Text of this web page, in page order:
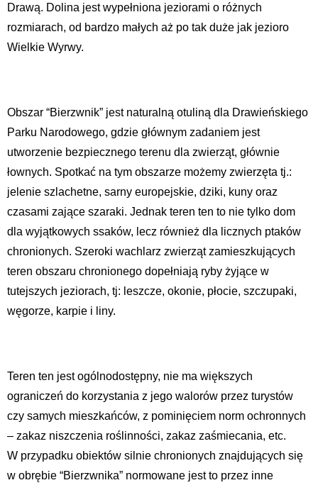
Drawą. Dolina jest wypełniona jeziorami o różnych
rozmiarach, od bardzo małych aż po tak duże jak jezioro
Wielkie Wyrwy.
Obszar “Bierzwnik” jest naturalną otuliną dla Drawieńskiego
Parku Narodowego, gdzie głównym zadaniem jest
utworzenie bezpiecznego terenu dla zwierząt, głównie
łownych. Spotkać na tym obszarze możemy zwierzęta tj.:
jelenie szlachetne, sarny europejskie, dziki, kuny oraz
czasami zające szaraki. Jednak teren ten to nie tylko dom
dla wyjątkowych ssaków, lecz również dla licznych ptaków
chronionych. Szeroki wachlarz zwierząt zamieszkujących
teren obszaru chronionego dopełniają ryby żyjące w
tutejszych jeziorach, tj: leszcze, okonie, płocie, szczupaki,
węgorze, karpie i liny.
Teren ten jest ogólnodostępny, nie ma większych
ograniczeń do korzystania z jego walorów przez turystów
czy samych mieszkańców, z pominięciem norm ochronnych
– zakaz niszczenia roślinności, zakaz zaśmiecania, etc.
W przypadku obiektów silnie chronionych znajdujących się
w obrębie “Bierzwnika” normowane jest to przez inne